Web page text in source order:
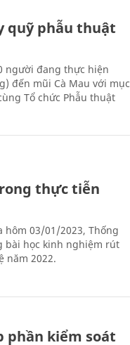
quỹ phẫu thuật
người đang thực hiện
đến mũi Cà Mau với mục
Tổ chức Phẫu thuật
thực tiễn
03/01/2023, Thống
bài học kinh nghiệm rút
năm 2022.
phần kiểm soát